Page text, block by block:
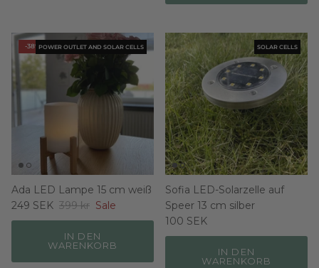
POWER OUTLET AND SOLAR CELLS
-38%
Ada LED Lampe 15 cm weiß
249 SEK 399 kr Sale
IN DEN
WARENKORB
SOLAR CELLS
Sofia LED-Solarzelle auf
Speer 13 cm silber
100 SEK
IN DEN
WARENKORB